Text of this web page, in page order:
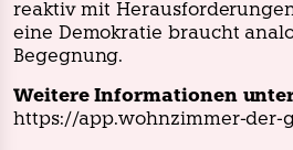
reaktiv mit
eine Demokratie braucht
Begegnung.
Weitere Informationen
https://app.wohnzimmer-der-